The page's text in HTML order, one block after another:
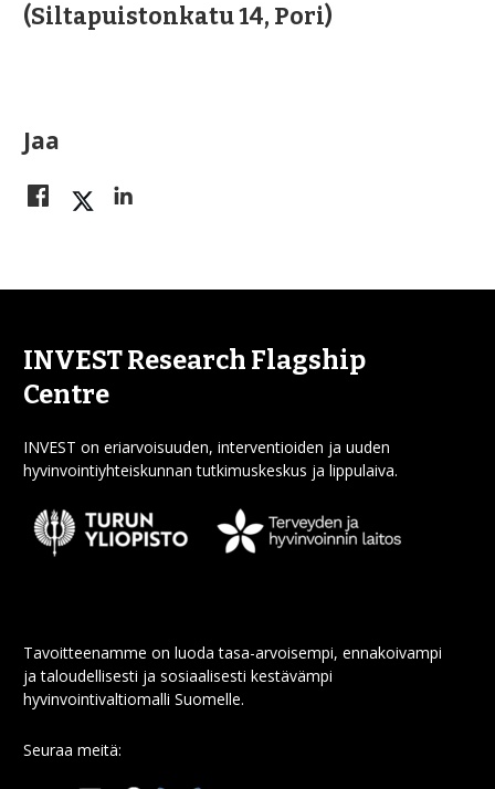
(Siltapuistonkatu 14, Pori)
Jaa
INVEST Research Flagship
Centre
INVEST on eriarvoisuuden, interventioiden ja uuden
hyvinvointiyhteiskunnan tutkimuskeskus ja lippulaiva.
Tavoitteenamme on luoda tasa-arvoisempi, ennakoivampi
ja taloudellisesti ja sosiaalisesti kestävämpi
hyvinvointivaltiomalli Suomelle.
Seuraa meitä: